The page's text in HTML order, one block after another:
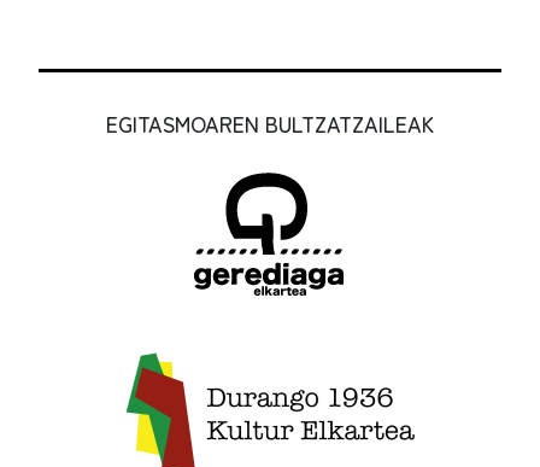
EGITASMOAREN BULTZATZAILEAK